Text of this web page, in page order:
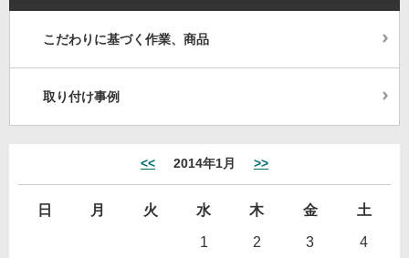
こだわりに基づく作業、商品
取り付け事例
<< 2014年1月 >>
日 月 火 水 木 金
土
1
2 3 4